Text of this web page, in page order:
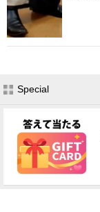
Special